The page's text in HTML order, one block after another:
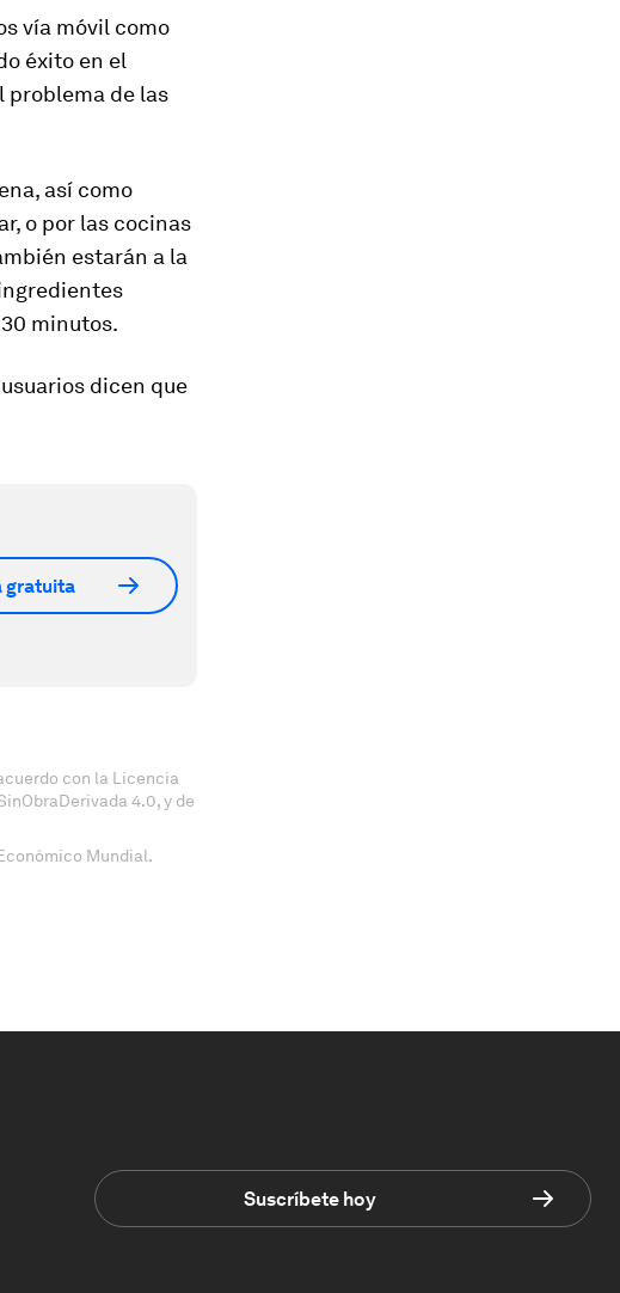
vía móvil como
éxito en el
problema de las
, así como
o por las cocinas
estarán a la
minutos.
dicen que
gratuita
con la Licencia
4.0, y de
Mundial.
Suscríbete hoy